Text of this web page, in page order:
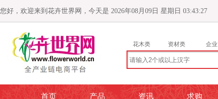
您好，欢迎来到花卉世界网，今天是 2026年08月09日 星期日 03:43:29
花木类 资材类 企业
首页 产品 资讯 求购